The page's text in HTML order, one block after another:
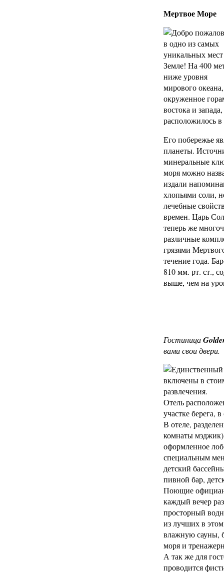
Мертвое Море
Добро
в одно из самых
уникальных
Земле! На 400
ниже уровня
мирового океана,
окруженное
востока и запада,
расположилось
Его побережье
планеты.
минеральные
моря можно
издали
хлопьями соли,
лечебные
времен. Царь
теперь же
различные
грязями
течение года.
810 мм. рт. ст.,
выше, чем на
Гостиница
вами свои двери.
Единственный
включены в
развлечения.
Отель
участке берега,
В отеле,
комнаты
оформленное
специальным
детский
пивной бар,
Поющие
каждый вечер
просторный
из лучших в
влажную сауны,
моря и
А так же для
проводится